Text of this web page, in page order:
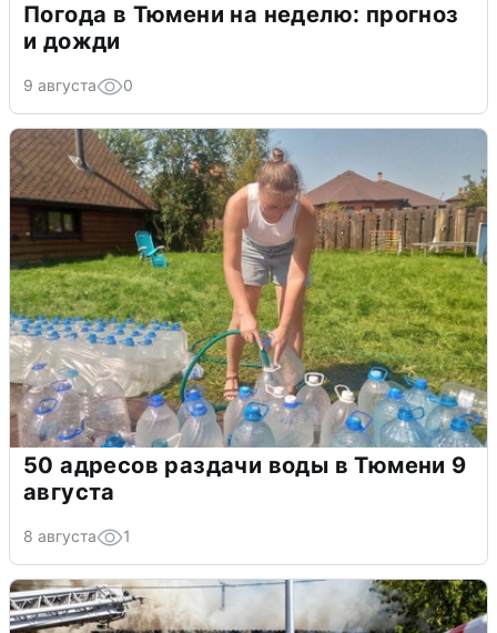
Погода в Тюмени на неделю: прогноз
и дожди
9 августа 0
50 адресов раздачи воды в Тюмени 9
августа
8 августа 1